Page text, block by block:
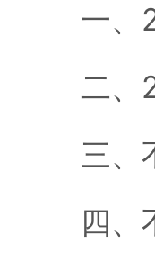
一、
二、
三、
四、